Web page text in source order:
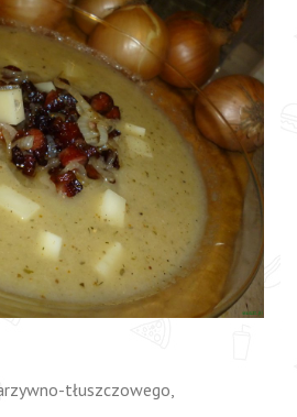
tłuszczowego,